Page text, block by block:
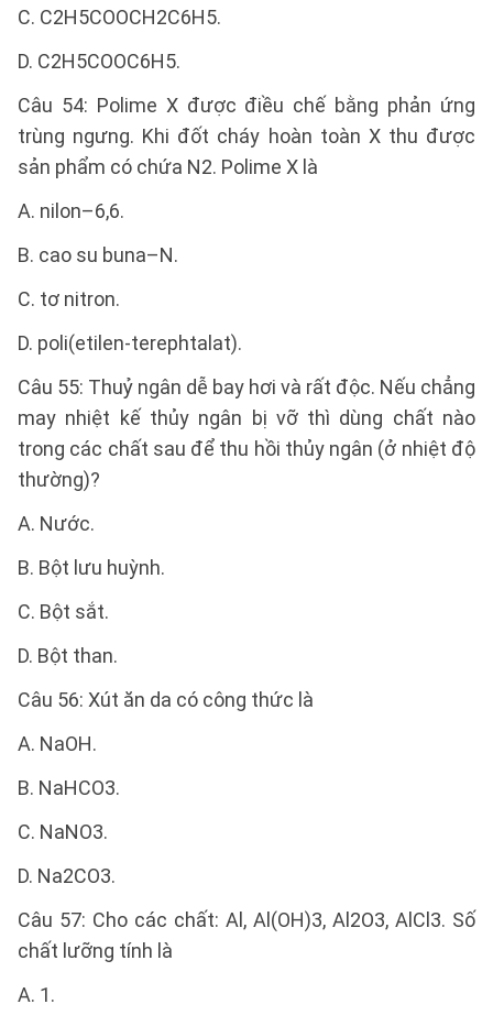
C. C2H5COOCH2C6H5.
D. C2H5COOC6H5.
Câu 54: Polime X được điều chế bằng phản ứng
trùng ngưng. Khi đốt cháy hoàn toàn X thu được
sản phẩm có chứa N2. Polime X là
A. nilon–6,6.
B. cao su buna–N.
C. tơ nitron.
D. poli(etilen-terephtalat).
Câu 55: Thuỷ ngân dễ bay hơi và rất độc. Nếu chẳng
may nhiệt kế thủy ngân bị vỡ thì dùng chất nào
trong các chất sau để thu hồi thủy ngân (ở nhiệt độ
thường)?
A. Nước.
B. Bột lưu huỳnh.
C. Bột sắt.
D. Bột than.
Câu 56: Xút ăn da có công thức là
A. NaOH.
B. NaHCO3.
C. NaNO3.
D. Na2CO3.
Câu 57: Cho các chất: Al, Al(OH)3, Al2O3, AlCl3. Số
chất lưỡng tính là
A. 1.